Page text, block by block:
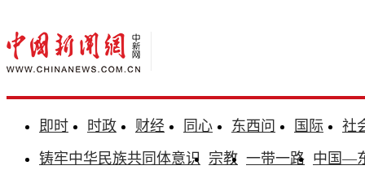
即时 时政 财经 同心 东西问 国际
社
铸牢中华民族共同体意识 宗教 一带一路 中国—